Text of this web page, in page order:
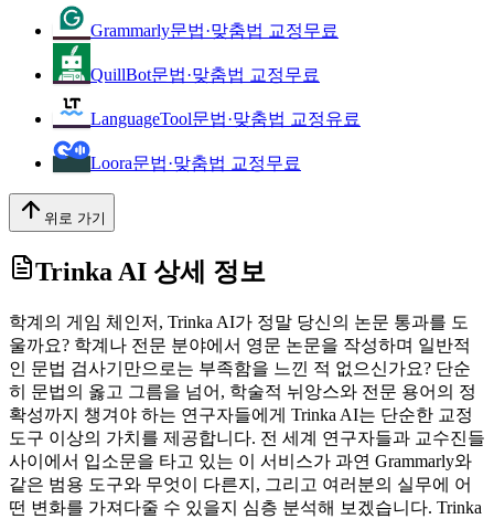
Grammarly문법·맞춤법 교정무료
QuillBot문법·맞춤법 교정무료
LanguageTool문법·맞춤법 교정유료
Loora문법·맞춤법 교정무료
위로 가기
Trinka AI 상세 정보
학계의 게임 체인저, Trinka AI가 정말 당신의 논문 통과를 도
울까요? 학계나 전문 분야에서 영문 논문을 작성하며 일반적
인 문법 검사기만으로는 부족함을 느낀 적 없으신가요? 단순
히 문법의 옳고 그름을 넘어, 학술적 뉘앙스와 전문 용어의 정
확성까지 챙겨야 하는 연구자들에게 Trinka AI는 단순한 교정
도구 이상의 가치를 제공합니다. 전 세계 연구자들과 교수진들
사이에서 입소문을 타고 있는 이 서비스가 과연 Grammarly와
같은 범용 도구와 무엇이 다른지, 그리고 여러분의 실무에 어
떤 변화를 가져다줄 수 있을지 심층 분석해 보겠습니다. Trinka